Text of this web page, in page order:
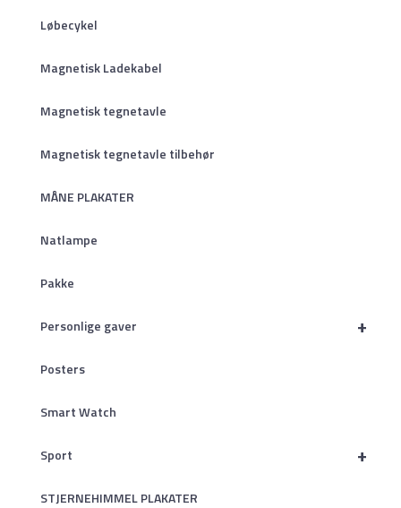
Løbecykel
Magnetisk Ladekabel
Magnetisk tegnetavle
Magnetisk tegnetavle tilbehør
MÅNE PLAKATER
Natlampe
Pakke
+
Personlige gaver
Posters
Smart Watch
+
Sport
STJERNEHIMMEL PLAKATER